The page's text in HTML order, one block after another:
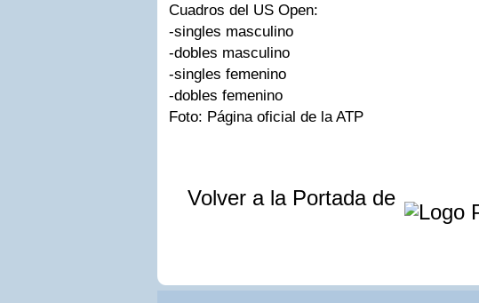
Cuadros del US Open:
-singles masculino
-dobles masculino
-singles femenino
-dobles femenino
Foto: Página oficial de la ATP
Volver a la Portada de